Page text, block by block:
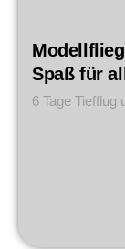
Spaß für
6 Tage Tiefflug